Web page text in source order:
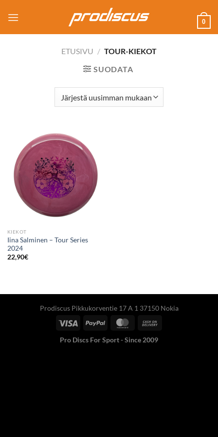
0
ETUSIVU / TOUR-KIEKOT
SUODATA
KIEKOT
Iina Salminen – Tour Series
2024
22,90€
Prodiscus Pikkukorventie 17 A 1 37150 Nokia
Pro Discs For Sport - Since 2009